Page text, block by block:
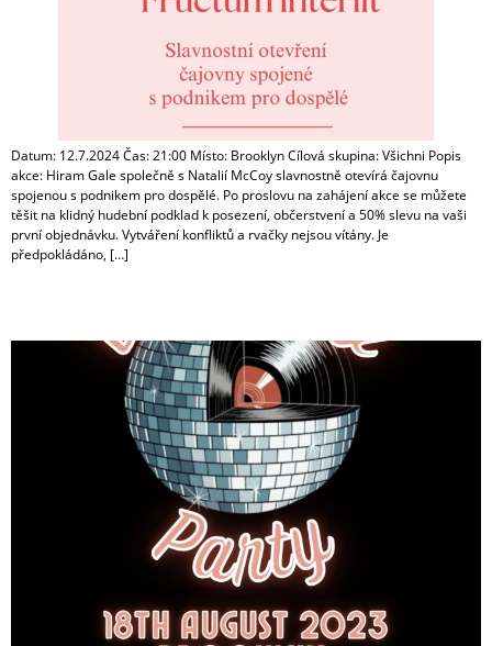
Datum: 12.7.2024 Čas: 21:00 Místo: Brooklyn Cílová skupina: Všichni Popis
akce: Hiram Gale společně s Natalií McCoy slavnostně otevírá čajovnu
spojenou s podnikem pro dospělé. Po proslovu na zahájení akce se můžete
těšit na klidný hudební podklad k posezení, občerstvení a 50% slevu na vaši
první objednávku. Vytváření konfliktů a rvačky nejsou vítány. Je
předpokládáno, […]